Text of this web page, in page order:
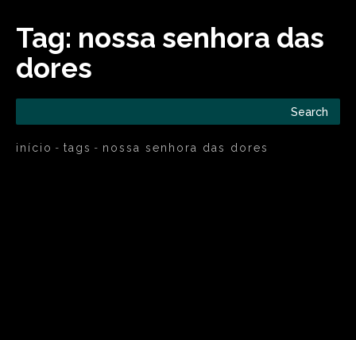
Tag: nossa senhora das
dores
Search
início tags nossa senhora das dores